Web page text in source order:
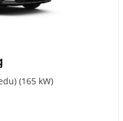
(165 kW)